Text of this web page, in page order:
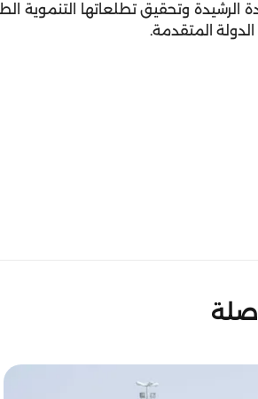
الرشيدة وتحقيق تطلعاتها التنموية
المتقدمة.
صلة